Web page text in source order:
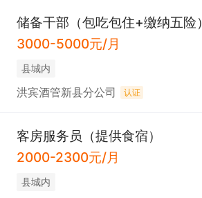
储备干部（包吃包住+缴纳五险）
3000-5000元/月
县城内
洪宾酒管新县分公司 认证
客房服务员（提供食宿）
2000-2300元/月
县城内